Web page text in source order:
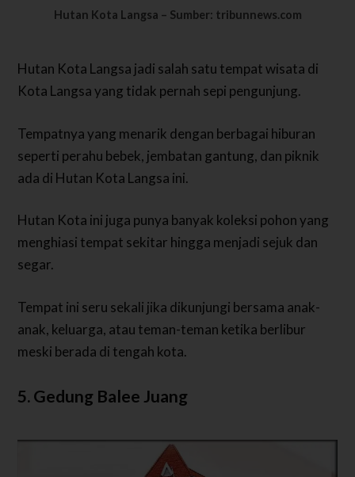
Hutan Kota Langsa – Sumber: tribunnews.com
Hutan Kota Langsa jadi salah satu tempat wisata di
Kota Langsa yang tidak pernah sepi pengunjung.
Tempatnya yang menarik dengan berbagai hiburan
seperti perahu bebek, jembatan gantung, dan piknik
ada di Hutan Kota Langsa ini.
Hutan Kota ini juga punya banyak koleksi pohon yang
menghiasi tempat sekitar hingga menjadi sejuk dan
segar.
Tempat ini seru sekali jika dikunjungi bersama anak-
anak, keluarga, atau teman-teman ketika berlibur
meski berada di tengah kota.
5. Gedung Balee Juang